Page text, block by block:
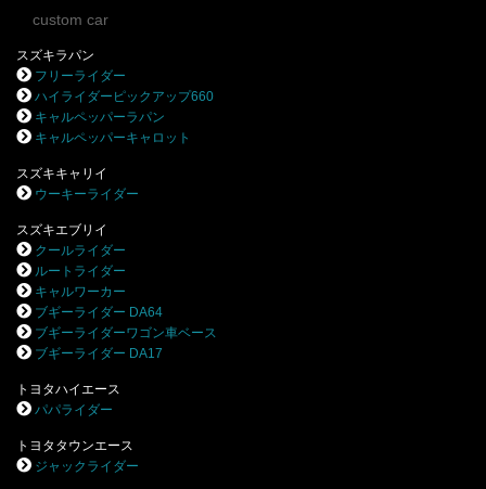
custom car
スズキラパン
フリーライダー
ハイライダーピックアップ660
キャルペッパーラパン
キャルペッパーキャロット
スズキキャリイ
ウーキーライダー
スズキエブリイ
クールライダー
ルートライダー
キャルワーカー
ブギーライダー DA64
ブギーライダーワゴン車ベース
ブギーライダー DA17
トヨタハイエース
パパライダー
トヨタタウンエース
ジャックライダー